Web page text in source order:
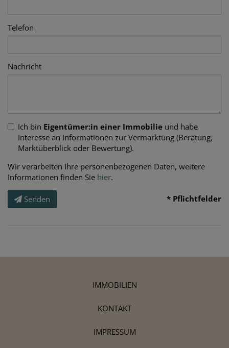
Telefon
Nachricht
Ich bin Eigentümer:in einer Immobilie und habe
Interesse an Informationen zur Vermarktung (Beratung,
Marktüberblick oder Bewertung).
Wir verarbeiten Ihre personenbezogenen Daten, weitere
Informationen finden Sie hier.
Senden * Pflichtfelder
IMMOBILIEN
KONTAKT
IMPRESSUM